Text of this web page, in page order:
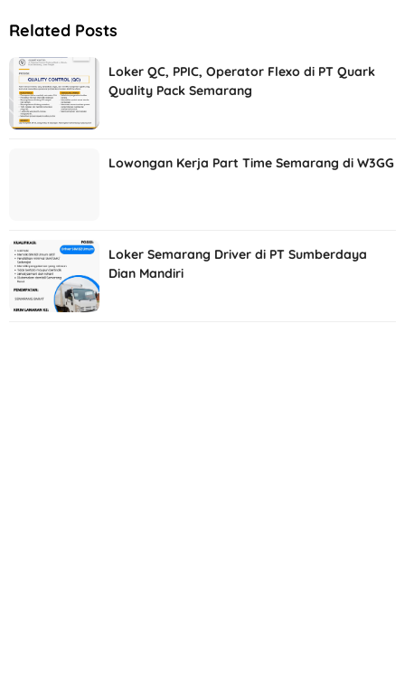
Related Posts
Loker QC, PPIC, Operator Flexo di PT Quark
Quality Pack Semarang
Lowongan Kerja Part Time Semarang di W3GG
Loker Semarang Driver di PT Sumberdaya
Dian Mandiri